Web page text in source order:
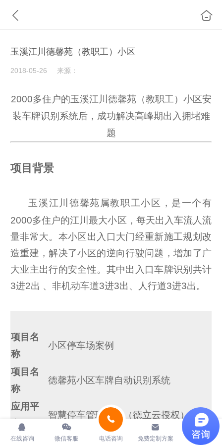
玉溪江川德馨苑（教职工）小区
2018-05-26 来源：
2000多住户的玉溪江川德馨苑（教职工）小区安
装车牌识别系统后，成功解决高峰期出入拥堵难
题
项目背景
玉溪江川德馨苑属教职工小区， 是一个有
2000多住户的江川最大小区，每天出入车流人流
量非常大。本小区出入口大门经重新施工规划改
造重建，解决了小区的逆向行驶问题，增加了广
大业主出行的安全性。其中出入口车牌识别共计
3进2出 、非机动车道3进3出、人行道3进3出。
项目名
称
小区停车场案例
项目名
称
德馨苑小区车牌自动识别系统
应用平
台
智慧停车管理平台（德立云授权）
体验系
在线咨询 微信客服 电话咨询 免费定制方案 地址导航